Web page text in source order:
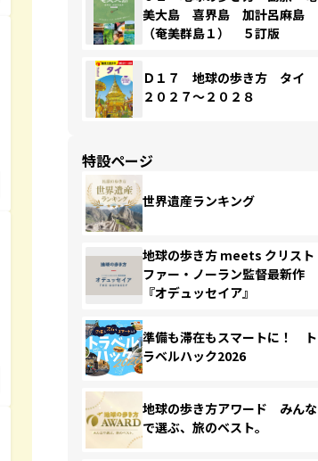
美大島 喜界島 加計呂麻島
（奄美群島１） ５訂版
Ｄ１７ 地球の歩き方 タイ
２０２７～２０２８
特設ページ
世界遺産ランキング
地球の歩き方 meets クリスト
ファー・ノーラン監督最新作
『オデュッセイア』
準備も滞在もスマートに！ ト
ラベルハック2026
地球の歩き方アワード みんな
で選ぶ、旅のベスト。